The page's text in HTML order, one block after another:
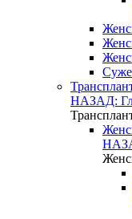
НАЗАД: